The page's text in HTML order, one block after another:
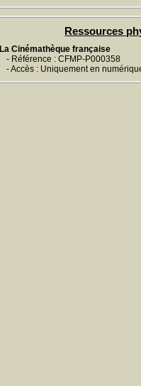
Ressources
La Cinémathèque française
- Référence : CFMP-P000358
- Accès : Uniquement en